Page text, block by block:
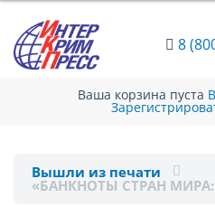
8
Ваша корзина пуста
Вышли из печати
«БАНКНОТЫ СТРАН